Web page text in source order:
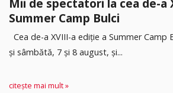
Summer Camp Bulci
Cea de-a XVIII-a ediție a Summer Camp
și sâmbătă, 7 și 8 august, și...
citește mai mult »